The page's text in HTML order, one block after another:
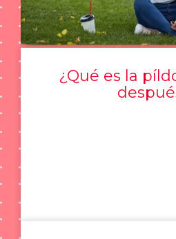
¿Qué es la